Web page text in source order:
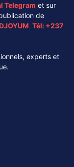
Telegram et sur
de
. Tél: +237
experts et